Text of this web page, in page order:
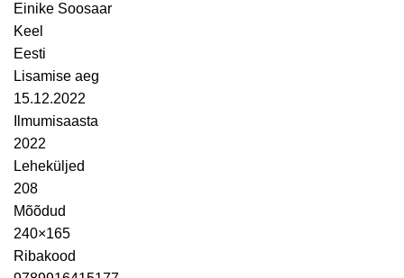
Einike Soosaar
Keel
Eesti
Lisamise aeg
15.12.2022
Ilmumisaasta
2022
Leheküljed
208
Mõõdud
240×165
Ribakood